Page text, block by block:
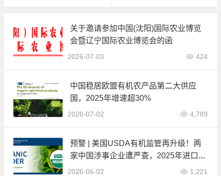
关于邀请参加中国(沈阳)国际农业博览
会暨辽宁国际农业博览会的函
2026-07-03 424
中国稳居欧盟有机农产品第二大供应
国，2025年增速超30%
2026-07-02 4,789
预警 | 美国USDA有机监管再升级！两
家中国涉事企业遭严查，2025年进口数
据全面公开
2026-06-02 1,221